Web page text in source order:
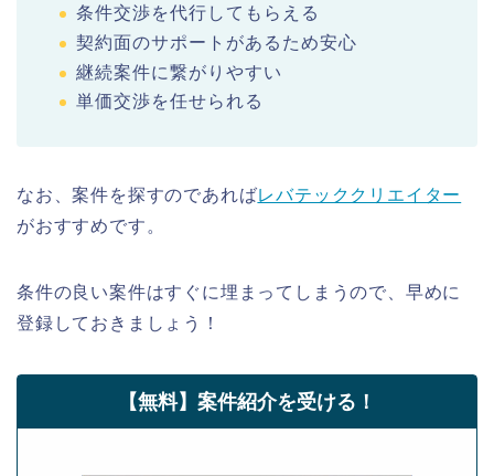
条件交渉を代行してもらえる
契約面のサポートがあるため安心
継続案件に繋がりやすい
単価交渉を任せられる
なお、案件を探すのであればレバテッククリエイター
がおすすめです。
条件の良い案件はすぐに埋まってしまうので、早めに
登録しておきましょう！
【無料】案件紹介を受ける！